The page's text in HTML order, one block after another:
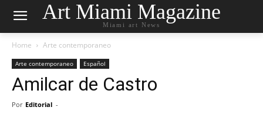
Art Miami Magazine
Miami art News
Home Arte contemporaneo
Arte contemporaneo Español
Amilcar de Castro
Por Editorial -